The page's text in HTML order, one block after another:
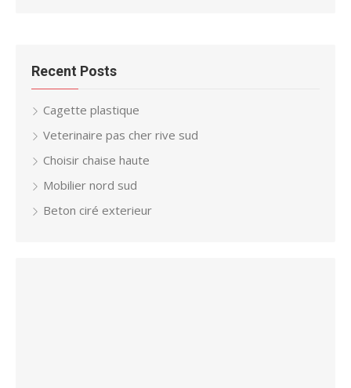
Recent Posts
Cagette plastique
Veterinaire pas cher rive sud
Choisir chaise haute
Mobilier nord sud
Beton ciré exterieur